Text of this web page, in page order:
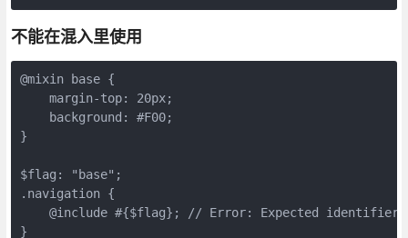
不能在混入里使用
@mixin base {
    margin-top: 20px;
    background: #F00;
}
$flag: "base";
.navigation {
    @include #{$flag}; // Error: Expected identifier.